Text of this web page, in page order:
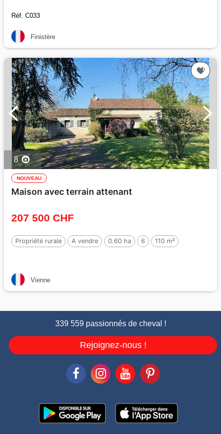
Réf. C033
Finistère
8
NOUVEAU
Maison avec terrain attenant
207 500 CHF
Propriété rurale A vendre 0.60 ha 6 110 m²
Vienne
339 559 passionnés de cheval !
Rejoignez-nous !